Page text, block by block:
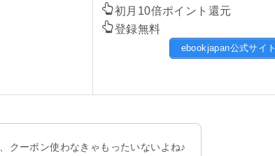
初月10倍ポイント還元
登録無料
ebookjapan公式サイト
クーポン使わなきゃもったいないよね♪